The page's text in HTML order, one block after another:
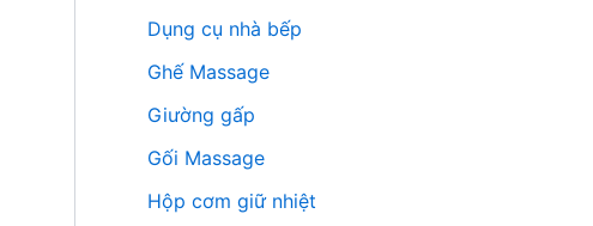
Dụng cụ nhà bếp
Ghế Massage
Giường gấp
Gối Massage
Hộp cơm giữ nhiệt